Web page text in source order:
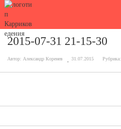
2015-07-31 21-15-30
Автор: Александр Коренев 31.07.2015 Рубрика: